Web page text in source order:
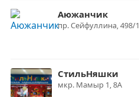
Аюжанчик
пр. Сейфуллина, 498/1
СтильНяшки
​мкр. Мамыр 1, 8А